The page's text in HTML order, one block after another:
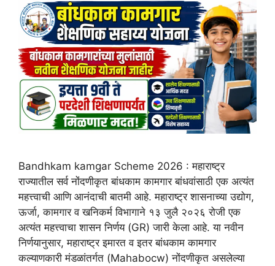
Bandhkam kamgar Scheme 2026 : महाराष्ट्र
राज्यातील सर्व नोंदणीकृत बांधकाम कामगार बांधवांसाठी एक अत्यंत
महत्त्वाची आणि आनंदाची बातमी आहे. महाराष्ट्र शासनाच्या उद्योग,
ऊर्जा, कामगार व खनिकर्म विभागाने १३ जुलै २०२६ रोजी एक
अत्यंत महत्त्वाचा शासन निर्णय (GR) जारी केला आहे. या नवीन
निर्णयानुसार, महाराष्ट्र इमारत व इतर बांधकाम कामगार
कल्याणकारी मंडळांतर्गत (Mahabocw) नोंदणीकृत असलेल्या